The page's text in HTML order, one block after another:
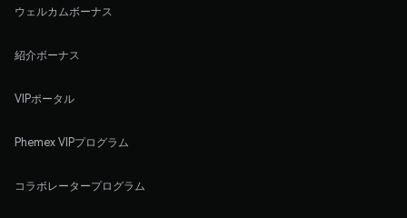
ウェルカムボーナス
紹介ボーナス
VIPポータル
Phemex VIPプログラム
コラボレータープログラム